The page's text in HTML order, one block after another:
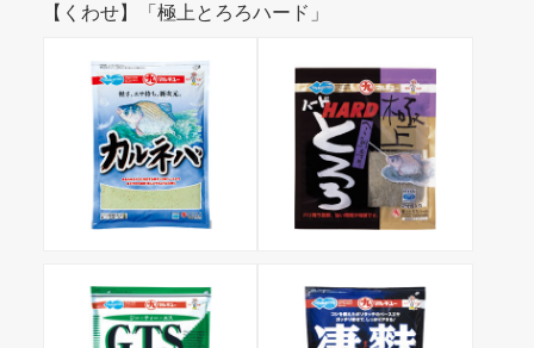
【くわせ】「極上とろろハード」